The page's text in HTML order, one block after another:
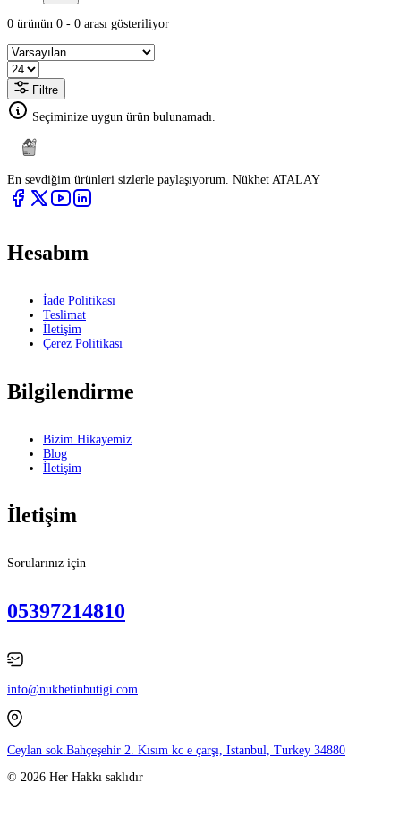
0 ürünün 0 - 0 arası gösteriliyor
Filtre
Seçiminize uygun ürün bulunamadı.
En sevdiğim ürünleri sizlerle paylaşıyorum. Nükhet ATALAY
Hesabım
İade Politikası
Teslimat
İletişim
Çerez Politikası
Bilgilendirme
Bizim Hikayemiz
Blog
İletişim
İletişim
Sorularınız için
05397214810
info@nukhetinbutigi.com
Ceylan sok.Bahçeşehir 2. Kısım kc e çarşı, Istanbul, Turkey 34880
© 2026 Her Hakkı saklıdır